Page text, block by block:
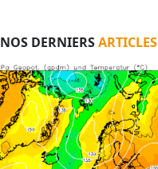
NOS DERNIERSARTICLES